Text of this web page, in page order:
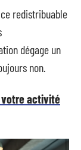
redistribuable
dégage un
non.
votre activité